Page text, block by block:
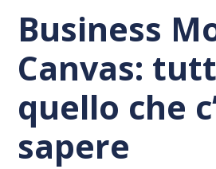
Business
Canvas:
quello che
sapere